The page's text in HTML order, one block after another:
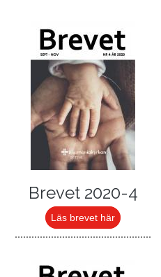
Brevet 2020-4
Läs brevet här